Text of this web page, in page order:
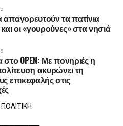
τα πατίνια
οι «γουρούνες» στα νησιά
OPEN: Με πονηριές η
ακυρώνει τη
επικεφαλής στις
ΠΟΛΙΤΙΚΗ